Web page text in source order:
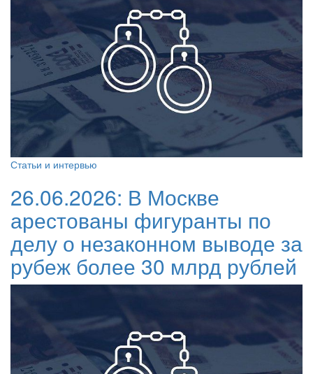
Статьи и интервью
26.06.2026: В Москве
арестованы фигуранты по
делу о незаконном выводе за
рубеж более 30 млрд рублей